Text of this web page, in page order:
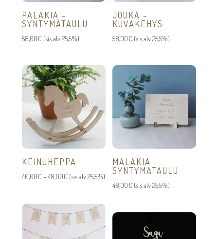
PALAKIA -
SYNTYMÄTAULU
58,00€ (sis alv 25,5%)
JOUKA -
KUVAKEHYS
58,00€ (sis alv 25,5%)
KEINUHEPPA
40,00€ –48,00€Hintaluokka:
48,00€
(sis alv 25,5%)
MALAKIA -
SYNTYMÄTAULU
48,00€ (sis alv 25,5%)